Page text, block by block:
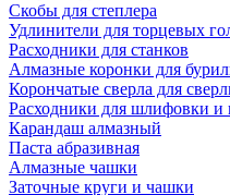
Скобы для степлера
Удлинители для торцевых
Расходники для станков
Алмазные коронки для
Корончатые сверла для
Расходники для шлифовки и
Карандаш алмазный
Паста абразивная
Алмазные чашки
Заточные круги и чашки